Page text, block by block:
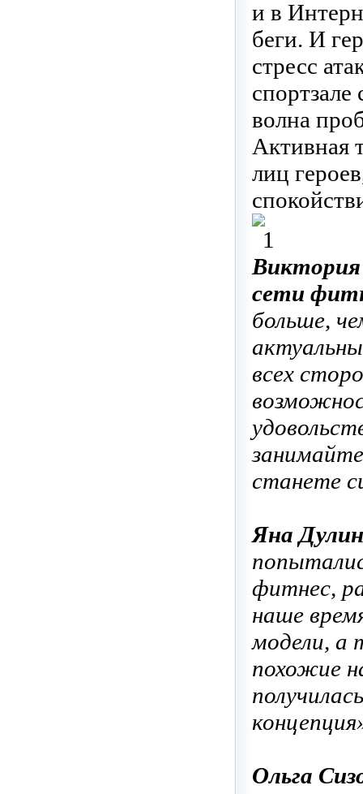
и в
беги. И
стресс
волна
Активная
лиц
Виктория
сети
больше,
всех
станете
Яна
фитнес,
наше
модели, а
похожие
Ольга